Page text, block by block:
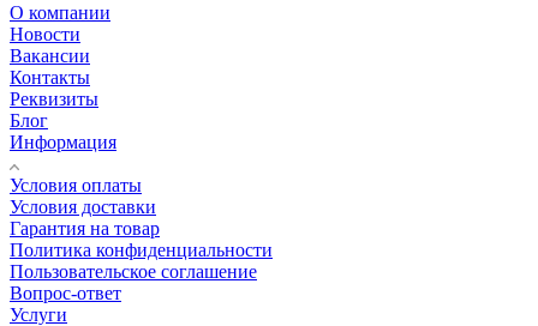
О компании
Новости
Вакансии
Контакты
Реквизиты
Блог
Информация
Условия оплаты
Условия доставки
Гарантия на товар
Политика конфиденциальности
Пользовательское соглашение
Вопрос-ответ
Услуги